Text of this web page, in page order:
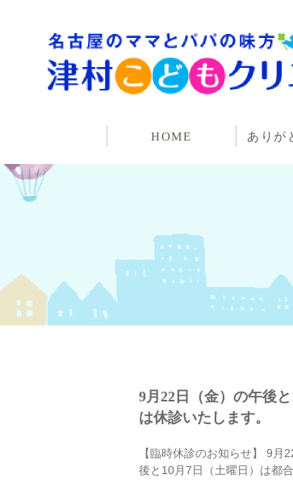
HOME ありが
9月22日（金）の午後と
は休診いたします。
【臨時休診のお知らせ】 9月
後と10月7日（土曜日）は都